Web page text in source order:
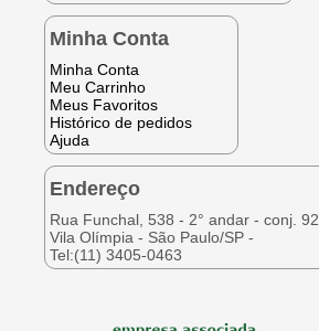
Minha Conta
Minha Conta
Meu Carrinho
Meus Favoritos
Histórico de pedidos
Ajuda
Endereço
Rua Funchal, 538 - 2° andar - conj. 92
Vila Olímpia - São Paulo/SP -
Tel:(11) 3405-0463